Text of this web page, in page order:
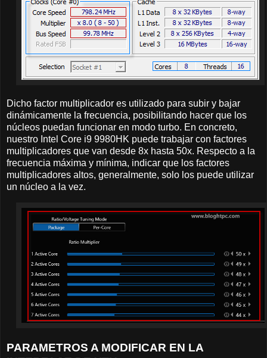
Dicho factor multiplicador es utilizado para subir y bajar
dinámicamente la frecuencia, posibilitando hacer que los
núcleos puedan funcionar en modo turbo. En concreto,
nuestro Intel Core i9 9980HK puede trabajar con factores
multiplicadores que van desde 8x hasta 50x. Respecto a la
frecuencia máxima y mínima, indicar que los factores
multiplicadores altos, generalmente, solo los puede utilizar
un núcleo a la vez.
PARAMETROS A MODIFICAR EN LA